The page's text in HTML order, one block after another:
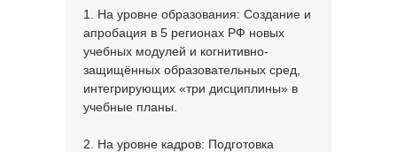
1. На уровне образования: Создание и
апробация в 5 регионах РФ новых
учебных модулей и когнитивно-
защищённых образовательных сред,
интегрирующих «три дисциплины» в
учебные планы.
2. На уровне кадров: Подготовка